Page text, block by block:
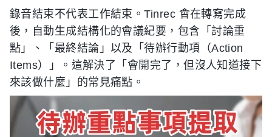
錄音結束不代表工作結束。Tinrec 會在轉寫完成
後，自動生成結構化的會議紀要，包含「討論重
點」、「最終結論」以及「待辦行動項（Action
Items）」。這解決了「會開完了，但沒人知道接下
來該做什麼」的常見痛點。